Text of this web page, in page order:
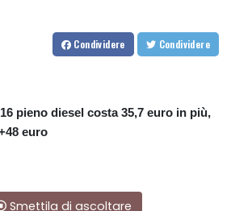
Condividere Condividere
pieno diesel costa 35,7 euro in più,
euro
Smettila di ascoltare